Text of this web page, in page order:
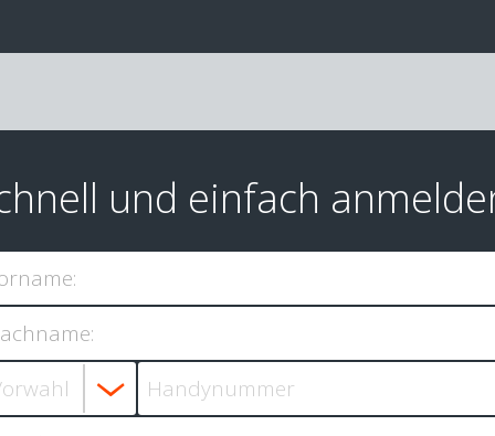
und einfach